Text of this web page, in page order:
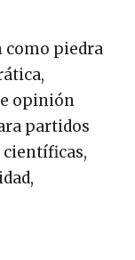
como piedra
opinión
partidos
científicas,